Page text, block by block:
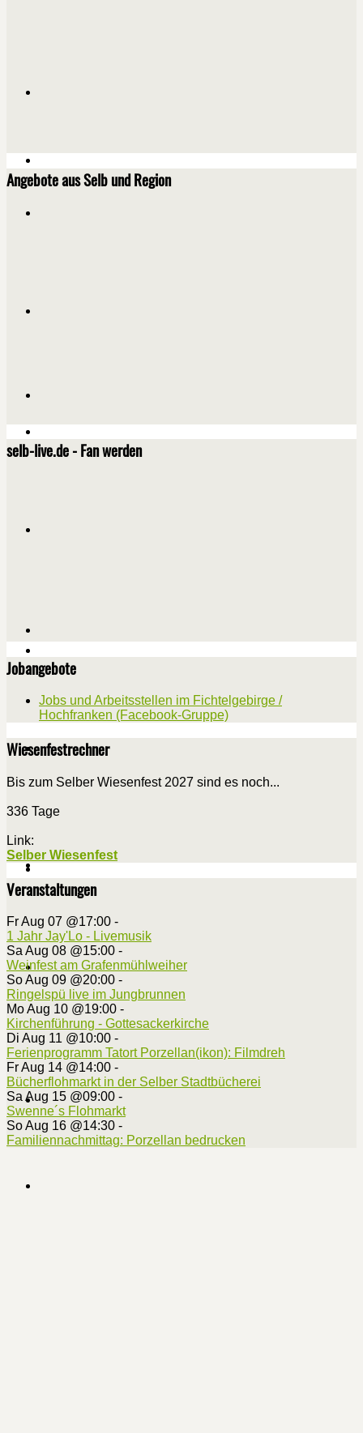
Angebote aus Selb und Region
selb-live.de - Fan werden
Jobangebote
Jobs und Arbeitsstellen im Fichtelgebirge /
Hochfranken (Facebook-Gruppe)
Wiesenfestrechner
Bis zum Selber Wiesenfest 2027 sind es noch...
336 Tage
Link:
Selber Wiesenfest
Veranstaltungen
Fr Aug 07 @17:00 -
1 Jahr Jay'Lo - Livemusik
Sa Aug 08 @15:00 -
Weinfest am Grafenmühlweiher
So Aug 09 @20:00 -
Ringelspü live im Jungbrunnen
Mo Aug 10 @19:00 -
Kirchenführung - Gottesackerkirche
Di Aug 11 @10:00 -
Ferienprogramm Tatort Porzellan(ikon): Filmdreh
Fr Aug 14 @14:00 -
Bücherflohmarkt in der Selber Stadtbücherei
Sa Aug 15 @09:00 -
Swenne´s Flohmarkt
So Aug 16 @14:30 -
Familiennachmittag: Porzellan bedrucken